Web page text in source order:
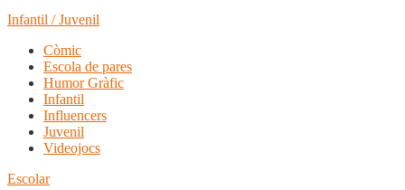
Infantil / Juvenil
Còmic
Escola de pares
Humor Gràfic
Infantil
Influencers
Juvenil
Videojocs
Escolar